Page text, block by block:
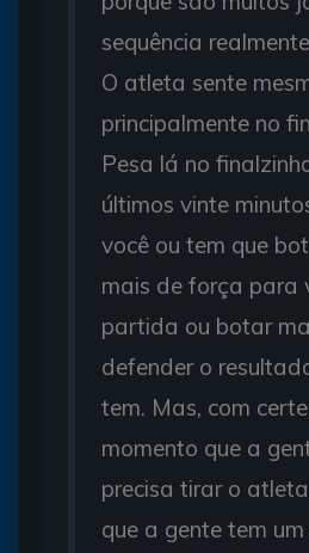
sequência
O atleta sente
principalmente no
Pesa lá no
últimos vinte
você ou tem que
mais de força para
partida ou botar
defender o
tem. Mas, com
momento que a
precisa tirar o
que a gente tem